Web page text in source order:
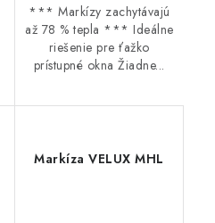
*** Markízy zachytávajú
až 78 % tepla *** Ideálne
riešenie pre ťažko
prístupné okna Žiadne...
Markíza VELUX MHL